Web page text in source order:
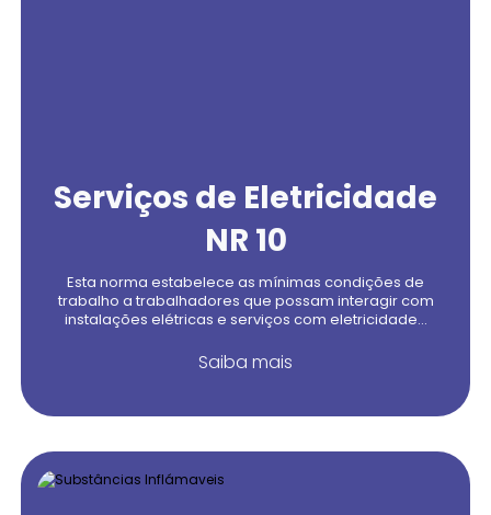
Serviços de Eletricidade
NR 10
Esta norma estabelece as mínimas condições de
trabalho a trabalhadores que possam interagir com
instalações elétricas e serviços com eletricidade...
Saiba mais